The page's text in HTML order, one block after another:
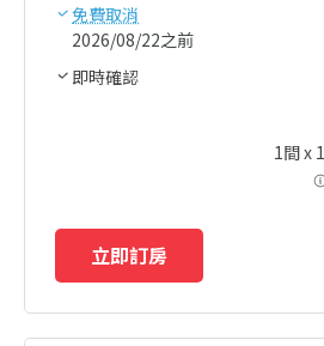
免費取消
2026/08/22之前
即時確認
1間 x 1
立即訂房